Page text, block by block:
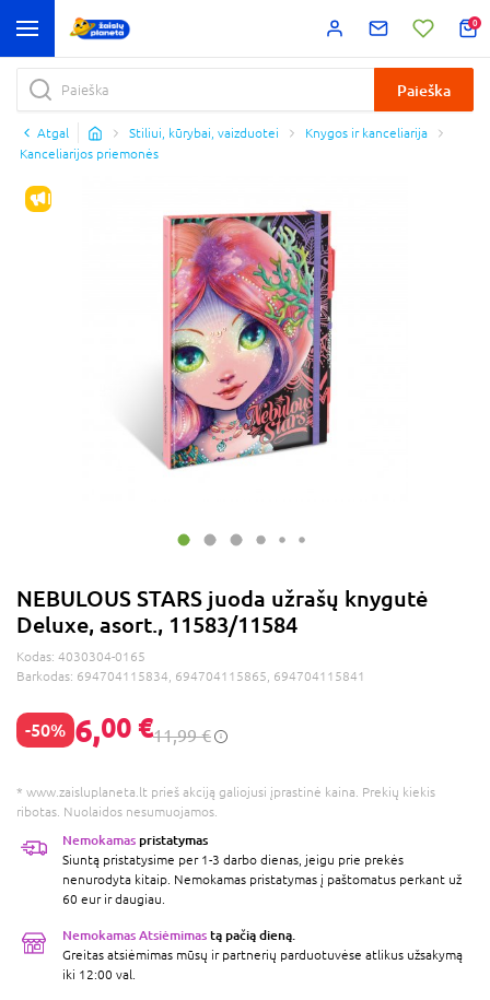
0
Paieška
Atgal Stiliui, kūrybai, vaizduotei
Knygos ir kanceliarija
Kanceliarijos priemonės
IŠPARDAVIMAS
NEBULOUS STARS juoda užrašų knygutė
Deluxe, asort., 11583/11584
Kodas: 4030304-0165
Barkodas: 694704115834, 694704115865, 694704115841
-50% 6,00 €11,99 €
* www.zaisluplaneta.lt prieš akciją galiojusi įprastinė kaina. Prekių kiekis
ribotas. Nuolaidos nesumuojamos.
Nemokamas pristatymas
Siuntą pristatysime per 1-3 darbo dienas, jeigu prie prekės
nenurodyta kitaip. Nemokamas pristatymas į paštomatus perkant už
60 eur ir daugiau.
Nemokamas Atsiėmimas tą pačią dieną.
Greitas atsiėmimas mūsų ir partnerių parduotuvėse atlikus užsakymą
iki 12:00 val.